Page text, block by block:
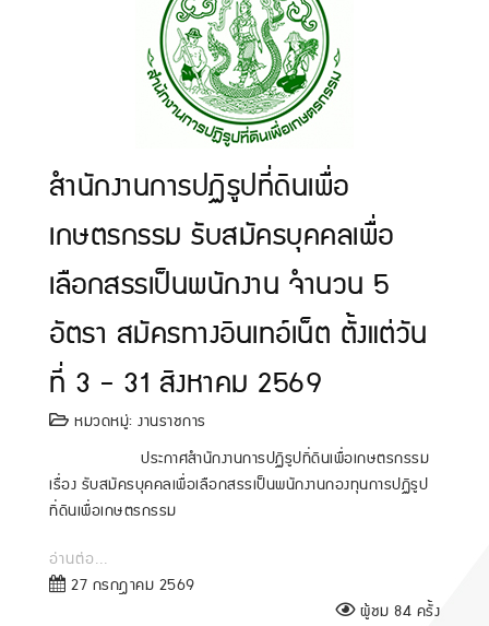
สำนักงานการปฏิรูปที่ดินเพื่อ
เกษตรกรรม รับสมัครบุคคลเพื่อ
เลือกสรรเป็นพนักงาน จำนวน 5
อัตรา สมัครทางอินเทอ์เน็ต ตั้งแต่วัน
ที่ 3 - 31 สิงหาคม 2569
หมวดหมู่: งานราชการ
ประกาศสำนักงานการปฏิรูปที่ดินเพื่อเกษตรกรรม
เรื่อง รับสมัครบุคคลเพื่อเลือกสรรเป็นพนักงานกองทุนการปฏิรูป
ที่ดินเพื่อเกษตรกรรม
อ่านต่อ...
27 กรกฎาคม 2569
ผู้ชม 84 ครั้ง